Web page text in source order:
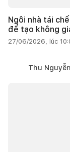
Ngôi nhà tái
để tạo không
27/06/2026, lúc
Thu Nguyễn